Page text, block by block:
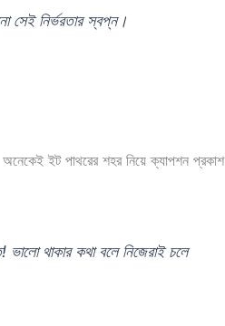
সেই নির্ভরতার স্বপ্ন।
ইট পাথরের শহর নিয়ে ক্যাপশন প্রকাশ
থাকার কথা বলে নিজেরাই চলে